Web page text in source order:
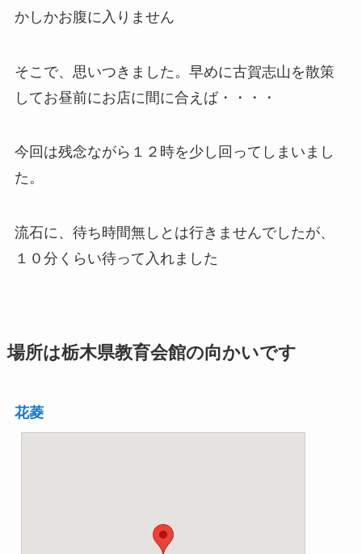
かしかお腹に入りません
そこで、思いつきました。早めに古賀志山を散策
してお昼前にお店に間に合えば・・・・
今回は残念ながら１２時を少し回ってしまいまし
た。
流石に、待ち時間無しとは行きませんでしたが、
１０分くらい待って入れました
場所は栃木県教育会館の向かいです
花菱